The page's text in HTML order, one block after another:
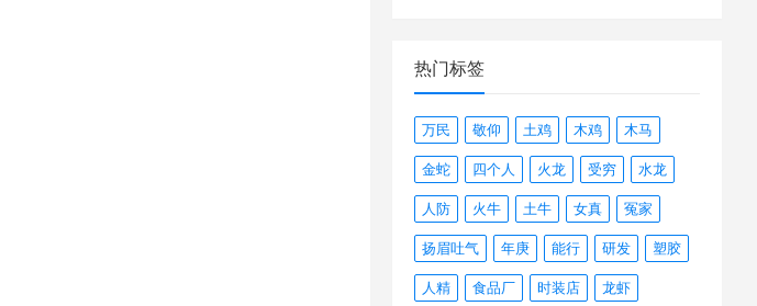
热门标签
万民 敬仰 土鸡 木鸡 木马
金蛇 四个人 火龙 受穷 水龙
人防 火牛 土牛 女真 冤家
扬眉吐气 年庚 能行 研发 塑胶
人精 食品厂 时装店 龙虾